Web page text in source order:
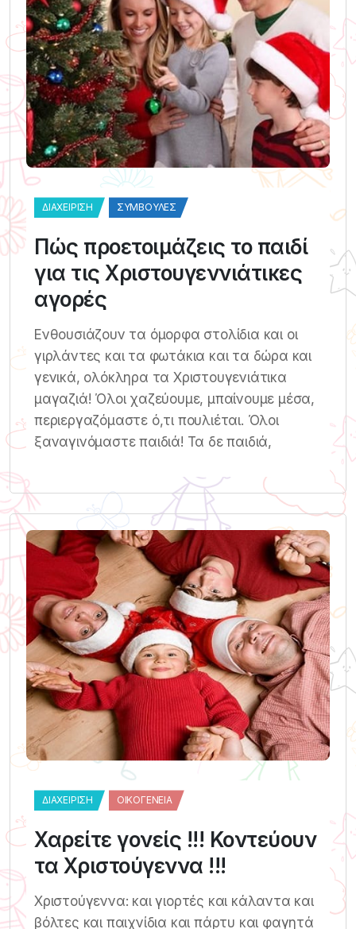
ΔΙΑΧΕΊΡΙΣΗ ΣΥΜΒΟΥΛΈΣ
Πώς προετοιμάζεις το παιδί
για τις Χριστουγεννιάτικες
αγορές
Ενθουσιάζουν τα όμορφα στολίδια και οι
γιρλάντες και τα φωτάκια και τα δώρα και
γενικά, ολόκληρα τα Χριστουγενιάτικα
μαγαζιά! Όλοι χαζεύουμε, μπαίνουμε μέσα,
περιεργαζόμαστε ό,τι πουλιέται. Όλοι
ξαναγινόμαστε παιδιά! Τα δε παιδιά,
ΔΙΑΧΕΊΡΙΣΗ ΟΙΚΟΓΈΝΕΙΑ
Χαρείτε γονείς !!! Κοντεύουν
τα Χριστούγεννα !!!
Χριστούγεννα: και γιορτές και κάλαντα και
βόλτες και παιχνίδια και πάρτυ και φαγητά